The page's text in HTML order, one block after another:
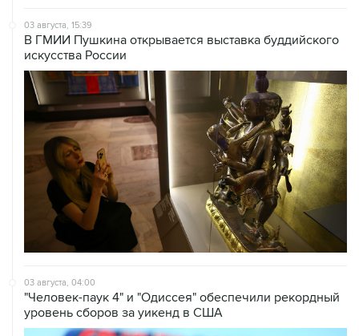
03 августа, 15:39
В ГМИИ Пушкина открывается выставка буддийского
искусства России
03 августа, 04:00
"Человек-паук 4" и "Одиссея" обеспечили рекордный
уровень сборов за уикенд в США